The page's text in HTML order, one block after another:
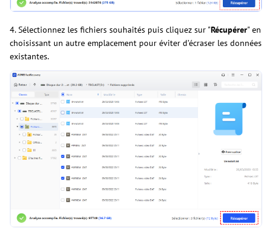
4. Sélectionnez les fichiers souhaités puis cliquez sur "Récupérer" en
choisissant un autre emplacement pour éviter d’écraser les données
existantes.